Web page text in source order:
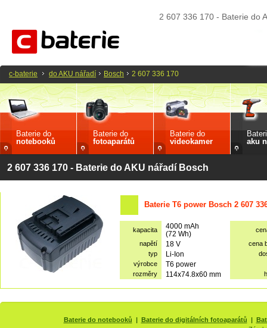
2 607 336 170 - Baterie do
Baterie do
notebooků
Baterie do
fotoaparátů
Baterie do
videokamer
aku
2 607 336 170 - Baterie do AKU nářadí Bosch
Baterie T6 power Bosch 2 607
kapacita
4000 mAh
(72 Wh)
napětí
18 V
cena
typ
Li-Ion
výrobce
T6 power
rozměry 114x74.8x60 mm
c-baterie do AKU nářadí Bosch 2 607 336 170
Baterie do notebooků | Baterie do digitálních fotoaparátů |